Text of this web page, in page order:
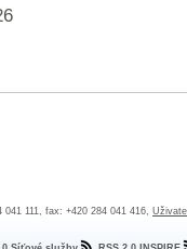
111, fax: +420 284 041 416,